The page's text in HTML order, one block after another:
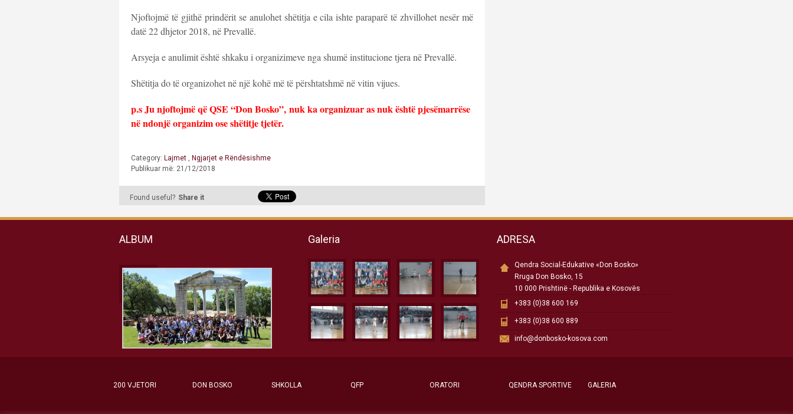
Njoftojmë të gjithë prindërit se anulohet shëtitja e cila ishte paraparë të zhvillohet nesër më
datë 22 dhjetor 2018, në Prevallë.
Arsyeja e anulimit është shkaku i organizimeve nga shumë institucione tjera në Prevallë.
Shëtitja do të organizohet në një kohë më të përshtatshmë në vitin vijues.
p.s Ju njoftojmë që QSE “Don Bosko”, nuk ka organizuar as nuk është pjesëmarrëse
në ndonjë organizim ose shëtitje tjetër.
Category: Lajmet , Ngjarjet e Rëndësishme
Publikuar më: 21/12/2018
Found useful? Share it
ALBUM Galeria ADRESA
Qendra Social-Edukative «Don Bosko»
Rruga Don Bosko, 15
10 000 Prishtinë - Republika e Kosovës
+383 (0)38 600 169
+383 (0)38 600 889
info@donbosko-kosova.com
200 VJETORI DON BOSKO SHKOLLA QFP ORATORI QENDRA SPORTIVE GALERIA